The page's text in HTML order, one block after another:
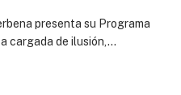
presenta su Programa
cargada de ilusión,…